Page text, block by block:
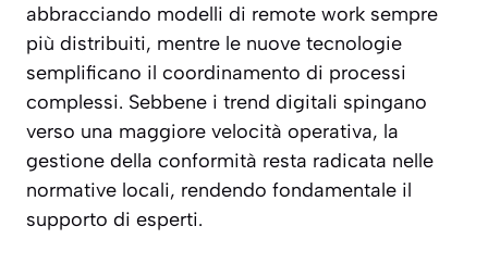
abbracciando modelli di remote work sempre
più distribuiti, mentre le nuove tecnologie
semplificano il coordinamento di processi
complessi. Sebbene i trend digitali spingano
verso una maggiore velocità operativa, la
gestione della conformità resta radicata nelle
normative locali, rendendo fondamentale il
supporto di esperti.